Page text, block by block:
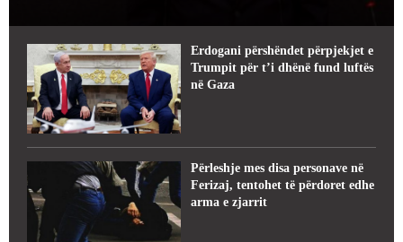
Erdogani përshëndet përpjekjet e
Trumpit për t’i dhënë fund luftës
në Gaza
Përleshje mes disa personave në
Ferizaj, tentohet të përdoret edhe
arma e zjarrit